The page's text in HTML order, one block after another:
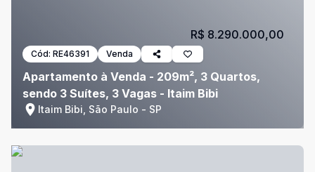
Cód: RE46391 Venda
Apartamento à Venda - 209m², 3 Quartos,
sendo 3 Suítes, 3 Vagas - Itaim Bibi
Itaim Bibi, São Paulo - SP
R$ 8.290.000,00